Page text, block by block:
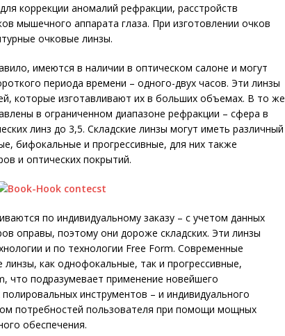
коррекции аномалий рефракции, расстройств
мышечного аппарата глаза. При изготовлении очков
очковые линзы.
имеются в наличии в оптическом салоне и могут
периода времени – одного-двух часов. Эти линзы
которые изготавливают их в больших объемах. В то же
в ограниченном диапазоне рефракции – сфера в
линз до 3,5. Складские линзы могут иметь различный
бифокальные и прогрессивные, для них также
и оптических покрытий.
по индивидуальному заказу – с учетом данных
оправы, поэтому они дороже складских. Эти линзы
и по технологии Free Form. Современные
как однофокальные, так и прогрессивные,
что подразумевает применение новейшего
инструментов – и индивидуального
потребностей пользователя при помощи мощных
обеспечения.